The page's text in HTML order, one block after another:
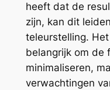
heeft dat de
zijn, kan dit
teleurstelling.
belangrijk om de
minimaliseren,
verwachtingen